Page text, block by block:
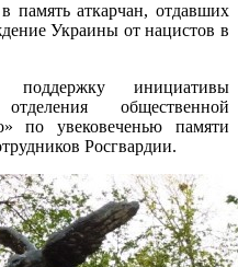
память аткарчан, отдавших
Украины от нацистов в
поддержку инициативы
общественной
по увековеченью памяти
Росгвардии.